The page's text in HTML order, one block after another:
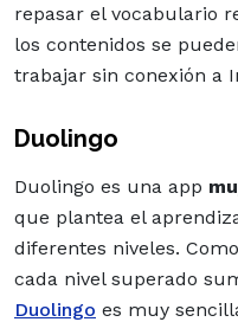
repasar el vocabulario
los contenidos se
trabajar sin conexión a
Duolingo
Duolingo es una app
que plantea el
diferentes niveles.
cada nivel superado
Duolingo es muy